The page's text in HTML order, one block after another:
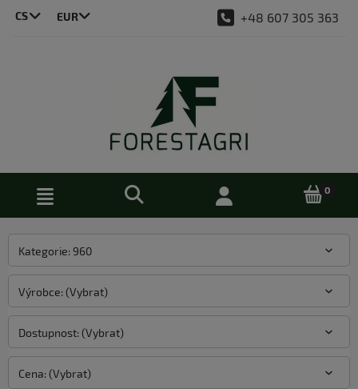
CS +48 607 305 363
Kategorie: 960
Výrobce: (Vybrat)
Dostupnost: (Vybrat)
Cena: (Vybrat)